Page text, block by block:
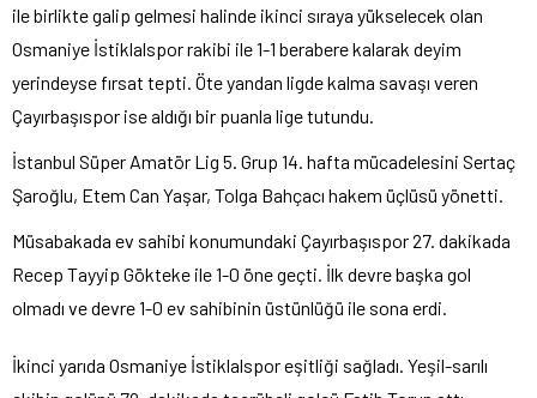
ile birlikte galip gelmesi halinde ikinci sıraya yükselecek olan
Osmaniye İstiklalspor rakibi ile 1-1 berabere kalarak deyim
yerindeyse fırsat tepti. Öte yandan ligde kalma savaşı veren
Çayırbaşıspor ise aldığı bir puanla lige tutundu.
İstanbul Süper Amatör Lig 5. Grup 14. hafta mücadelesini Sertaç
Şaroğlu, Etem Can Yaşar, Tolga Bahçacı hakem üçlüsü yönetti.
Müsabakada ev sahibi konumundaki Çayırbaşıspor 27. dakikada
Recep Tayyip Gökteke ile 1-0 öne geçti. İlk devre başka gol
olmadı ve devre 1-0 ev sahibinin üstünlüğü ile sona erdi.
İkinci yarıda Osmaniye İstiklalspor eşitliği sağladı. Yeşil-sarılı